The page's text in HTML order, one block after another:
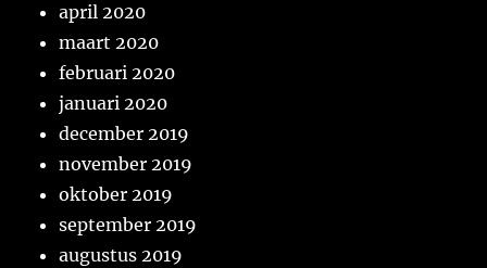
april 2020
maart 2020
februari 2020
januari 2020
december 2019
november 2019
oktober 2019
september 2019
augustus 2019